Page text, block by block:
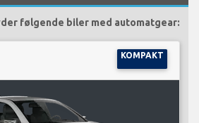
følgende biler med automatgear:
KOMPAKT